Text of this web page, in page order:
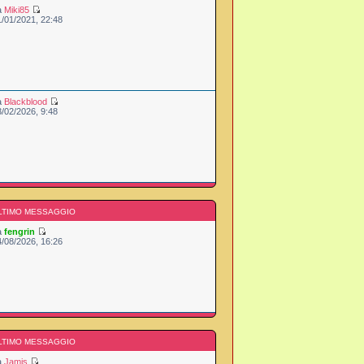
Miki85
01/2021, 22:48
Blackblood
02/2026, 9:48
MESSAGGIO
fengrin
08/2026, 16:26
MESSAGGIO
Jamis